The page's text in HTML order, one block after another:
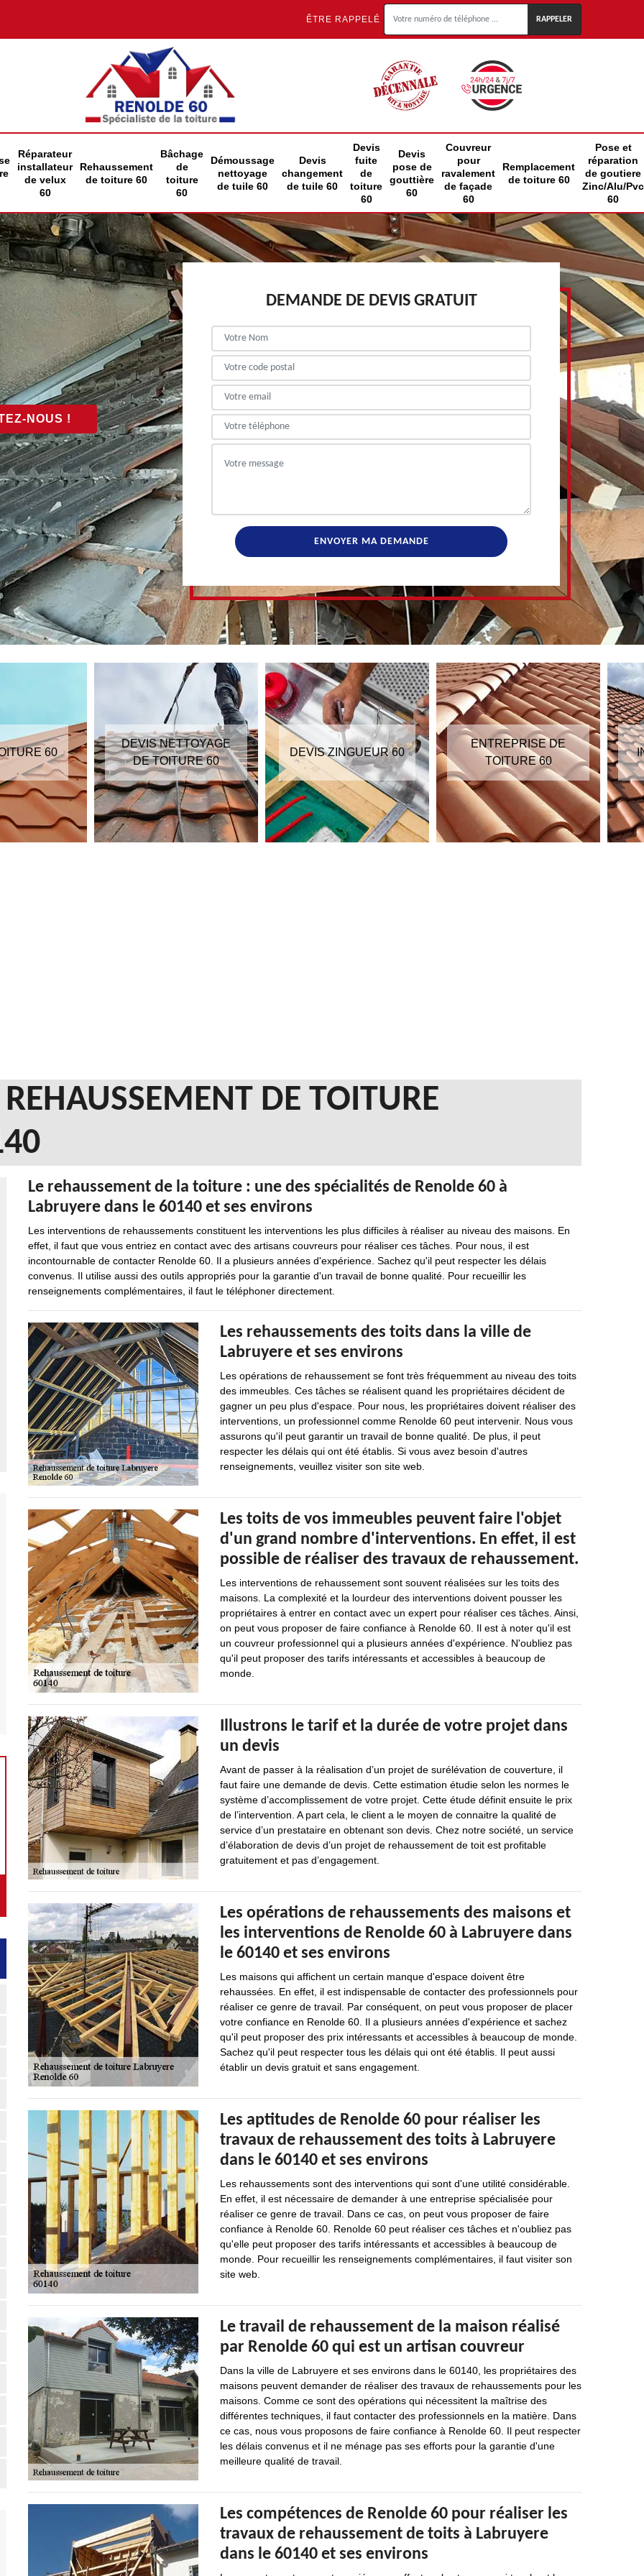
ÊTRE RAPPELÉ
Réparateur
installateur
de velux
60
Rehaussement
de toiture 60
Bâchage
de
toiture
60
Démoussage
nettoyage
de tuile 60
Devis
changement
de tuile 60
Devis
fuite
de
toiture
60
Devis
pose de
gouttière
60
Couvreur
pour
ravalement
de façade
60
Remplacement
de toiture 60
Pose et
réparation
de goutiere
Zinc/Alu/Pvc
60
NOUS !
DEMANDE DE DEVIS GRATUIT
60
DEVIS NETTOYAGE
DE TOITURE 60
DEVIS ZINGUEUR 60
ENTREPRISE DE
TOITURE 60
REHAUSSEMENT DE TOITURE
Le rehaussement de la toiture : une des spécialités de Renolde 60 à
Labruyere dans le 60140 et ses environs
Les interventions de rehaussements constituent les interventions les plus difficiles à réaliser au niveau des maisons. En
effet, il faut que vous entriez en contact avec des artisans couvreurs pour réaliser ces tâches. Pour nous, il est
incontournable de contacter Renolde 60. Il a plusieurs années d'expérience. Sachez qu'il peut respecter les délais
convenus. Il utilise aussi des outils appropriés pour la garantie d'un travail de bonne qualité. Pour recueillir les
renseignements complémentaires, il faut le téléphoner directement.
Les rehaussements des toits dans la ville de
Labruyere et ses environs
Les opérations de rehaussement se font très fréquemment au niveau des toits
des immeubles. Ces tâches se réalisent quand les propriétaires décident de
gagner un peu plus d'espace. Pour nous, les propriétaires doivent réaliser des
interventions, un professionnel comme Renolde 60 peut intervenir. Nous vous
assurons qu'il peut garantir un travail de bonne qualité. De plus, il peut
respecter les délais qui ont été établis. Si vous avez besoin d'autres
renseignements, veuillez visiter son site web.
Les toits de vos immeubles peuvent faire l'objet
d'un grand nombre d'interventions. En effet, il est
possible de réaliser des travaux de rehaussement.
Les interventions de rehaussement sont souvent réalisées sur les toits des
maisons. La complexité et la lourdeur des interventions doivent pousser les
propriétaires à entrer en contact avec un expert pour réaliser ces tâches. Ainsi,
on peut vous proposer de faire confiance à Renolde 60. Il est à noter qu'il est
un couvreur professionnel qui a plusieurs années d'expérience. N'oubliez pas
qu'il peut proposer des tarifs intéressants et accessibles à beaucoup de
monde.
Illustrons le tarif et la durée de votre projet dans
un devis
Avant de passer à la réalisation d’un projet de surélévation de couverture, il
faut faire une demande de devis. Cette estimation étudie selon les normes le
système d’accomplissement de votre projet. Cette étude définit ensuite le prix
de l’intervention. A part cela, le client a le moyen de connaitre la qualité de
service d’un prestataire en obtenant son devis. Chez notre société, un service
d’élaboration de devis d’un projet de rehaussement de toit est profitable
gratuitement et pas d’engagement.
Les opérations de rehaussements des maisons et
les interventions de Renolde 60 à Labruyere dans
le 60140 et ses environs
Les maisons qui affichent un certain manque d'espace doivent être
rehaussées. En effet, il est indispensable de contacter des professionnels pour
réaliser ce genre de travail. Par conséquent, on peut vous proposer de placer
votre confiance en Renolde 60. Il a plusieurs années d'expérience et sachez
qu'il peut proposer des prix intéressants et accessibles à beaucoup de monde.
Sachez qu'il peut respecter tous les délais qui ont été établis. Il peut aussi
établir un devis gratuit et sans engagement.
Les aptitudes de Renolde 60 pour réaliser les
travaux de rehaussement des toits à Labruyere
dans le 60140 et ses environs
Les rehaussements sont des interventions qui sont d'une utilité considérable.
En effet, il est nécessaire de demander à une entreprise spécialisée pour
réaliser ce genre de travail. Dans ce cas, on peut vous proposer de faire
confiance à Renolde 60. Renolde 60 peut réaliser ces tâches et n'oubliez pas
qu'elle peut proposer des tarifs intéressants et accessibles à beaucoup de
monde. Pour recueillir les renseignements complémentaires, il faut visiter son
site web.
Le travail de rehaussement de la maison réalisé
par Renolde 60 qui est un artisan couvreur
Dans la ville de Labruyere et ses environs dans le 60140, les propriétaires des
maisons peuvent demander de réaliser des travaux de rehaussements pour les
maisons. Comme ce sont des opérations qui nécessitent la maîtrise des
différentes techniques, il faut contacter des professionnels en la matière. Dans
ce cas, nous vous proposons de faire confiance à Renolde 60. Il peut respecter
les délais convenus et il ne ménage pas ses efforts pour la garantie d'une
meilleure qualité de travail.
Les compétences de Renolde 60 pour réaliser les
travaux de rehaussement de toits à Labruyere
dans le 60140 et ses environs